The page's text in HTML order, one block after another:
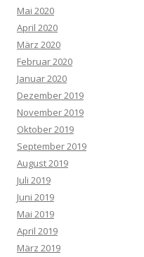
Mai 2020
April 2020
März 2020
Februar 2020
Januar 2020
Dezember 2019
November 2019
Oktober 2019
September 2019
August 2019
Juli 2019
Juni 2019
Mai 2019
April 2019
März 2019